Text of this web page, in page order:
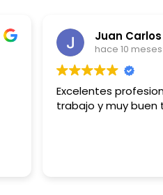
hace 10 meses
Excelentes
trabajo y muy buen